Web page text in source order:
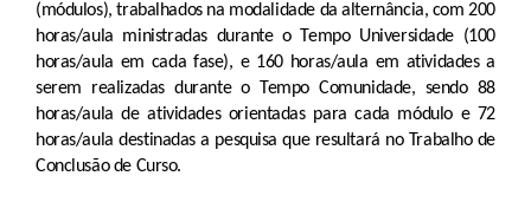
(módulos), trabalhados na modalidade da alternância, com 200
horas/aula ministradas durante o Tempo Universidade (100
horas/aula em cada fase), e 160 horas/aula em atividades a
serem realizadas durante o Tempo Comunidade, sendo 88
horas/aula de atividades orientadas para cada módulo e 72
horas/aula destinadas a pesquisa que resultará no Trabalho de
Conclusão de Curso.